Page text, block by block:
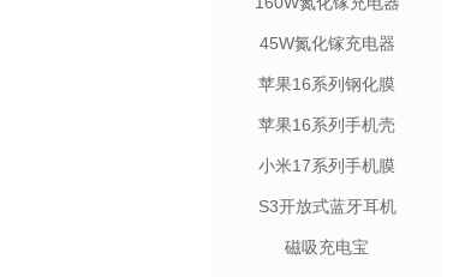
45W氮化镓充电器
苹果16系列钢化膜
苹果16系列手机壳
小米17系列手机膜
S3开放式蓝牙耳机
磁吸充电宝